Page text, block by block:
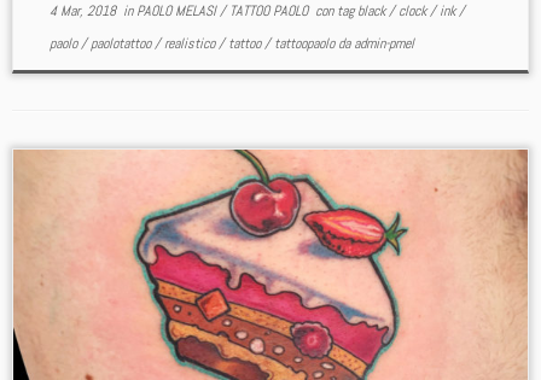
4 Mar, 2018inPAOLO MELASI/TATTOO PAOLO con tagblack/clock/ink/
paolo/paolotattoo/realistico/tattoo/tattoopaolodaadmin-pmel